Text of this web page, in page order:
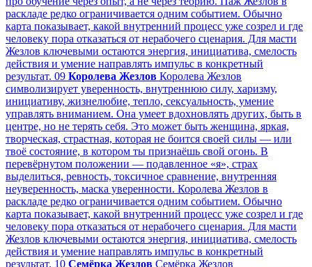
раскладе редко ограничивается одним событием. Обычно
карта показывает, какой внутренний процесс уже созрел и где
человеку пора отказаться от нерабочего сценария. Для масти
Жезлов ключевыми остаются энергия, инициатива, смелость
действия и умение направлять импульс в конкретный
результат. 09 Королева Жезлов Королева Жезлов
символизирует уверенность, внутреннюю силу, харизму,
инициативу, жизнелюбие, тепло, сексуальность, умение
управлять вниманием. Она умеет вдохновлять других, быть в
центре, но не терять себя. Это может быть женщина, яркая,
творческая, страстная, которая не боится своей силы — или
твоё состояние, в котором ты признаёшь свой огонь. В
перевёрнутом положении — подавленное «я», страх
выделиться, ревность, токсичное сравнение, внутренняя
неуверенность, маска уверенности. Королева Жезлов в
раскладе редко ограничивается одним событием. Обычно
карта показывает, какой внутренний процесс уже созрел и где
человеку пора отказаться от нерабочего сценария. Для масти
Жезлов ключевыми остаются энергия, инициатива, смелость
действия и умение направлять импульс в конкретный
результат. 10 Семёрка Жезлов Семёрка Жезлов